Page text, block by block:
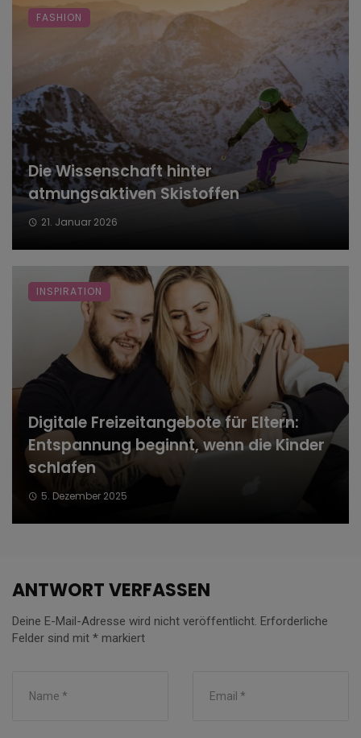
Die Wissenschaft hinter
atmungsaktiven Skistoffen
21. Januar 2026
FASHION
Digitale Freizeitangebote für Eltern:
Entspannung beginnt, wenn die Kinder
schlafen
5. Dezember 2025
INSPIRATION
ANTWORT VERFASSEN
Deine E-Mail-Adresse wird nicht veröffentlicht. Erforderliche
Felder sind mit * markiert